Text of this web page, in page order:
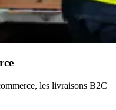
les livraisons B2C